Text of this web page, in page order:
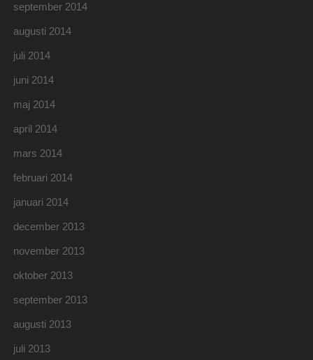
september 2014
augusti 2014
juli 2014
juni 2014
maj 2014
april 2014
mars 2014
februari 2014
januari 2014
december 2013
november 2013
oktober 2013
september 2013
augusti 2013
juli 2013